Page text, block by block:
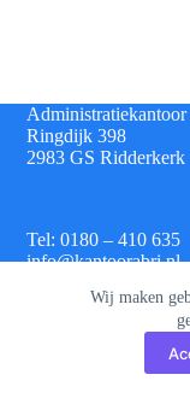
Wij maken
Ringdijk 398
2983 GS Ridderkerk
Tel: 0180 – 410 635
info@kantoorabri.nl
IBAN: NL 08 INGB